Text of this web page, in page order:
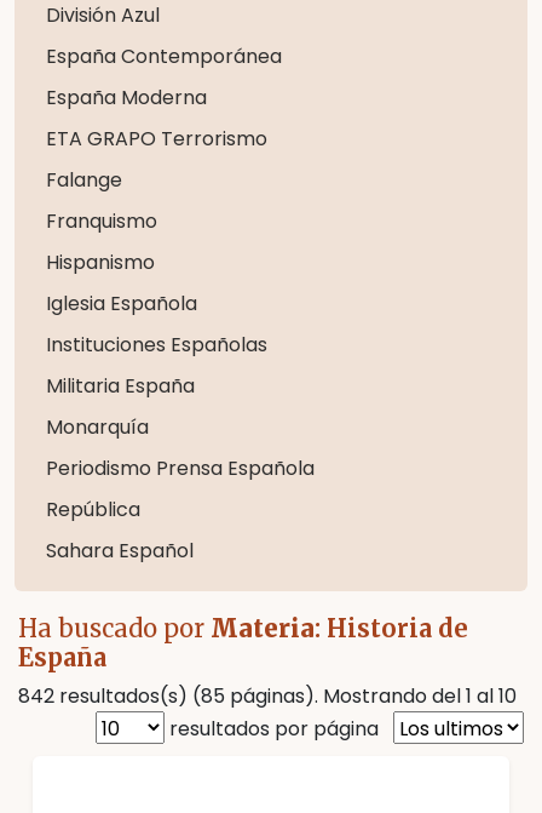
División Azul
España Contemporánea
España Moderna
ETA GRAPO Terrorismo
Falange
Franquismo
Hispanismo
Iglesia Española
Instituciones Españolas
Militaria España
Monarquía
Periodismo Prensa Española
República
Sahara Español
Ha buscado por Materia: Historia de
España
842 resultados(s) (85 páginas). Mostrando del 1 al 10
resultados por página